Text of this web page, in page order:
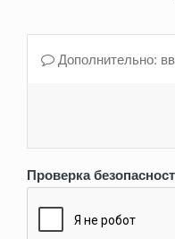
Дополнительно:
Проверка